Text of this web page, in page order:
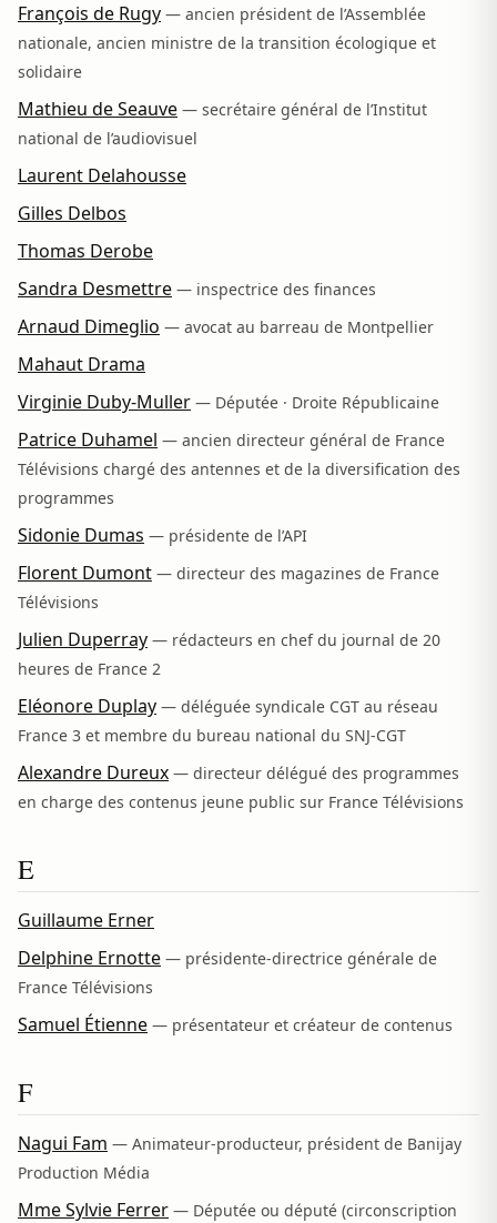
François de Rugy — ancien président de l’Assemblée
nationale, ancien ministre de la transition écologique et
solidaire
Mathieu de Seauve — secrétaire général de l’Institut
national de l’audiovisuel
Laurent Delahousse
Gilles Delbos
Thomas Derobe
Sandra Desmettre — inspectrice des finances
Arnaud Dimeglio — avocat au barreau de Montpellier
Mahaut Drama
Virginie Duby-Muller — Députée · Droite Républicaine
Patrice Duhamel — ancien directeur général de France
Télévisions chargé des antennes et de la diversification des
programmes
Sidonie Dumas — présidente de l’API
Florent Dumont — directeur des magazines de France
Télévisions
Julien Duperray — rédacteurs en chef du journal de 20
heures de France 2
Eléonore Duplay — déléguée syndicale CGT au réseau
France 3 et membre du bureau national du SNJ-CGT
Alexandre Dureux — directeur délégué des programmes
en charge des contenus jeune public sur France Télévisions
E
Guillaume Erner
Delphine Ernotte — présidente-directrice générale de
France Télévisions
Samuel Étienne — présentateur et créateur de contenus
F
Nagui Fam — Animateur-producteur, président de Banijay
Production Média
Mme Sylvie Ferrer — Députée ou député (circonscription